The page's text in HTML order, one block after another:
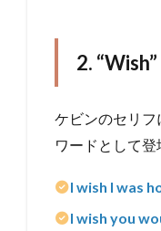
2.
ケビンのセリ
ワードとして登
I wish I was
I wish you